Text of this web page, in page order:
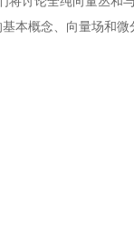
本概念、向量场和微